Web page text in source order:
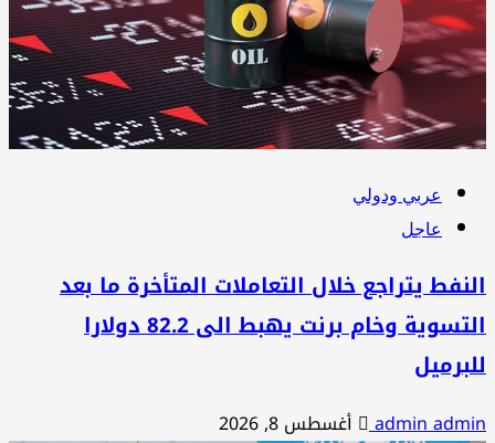
عربي ودولي
عاجل
يتراجع خلال التعاملات المتأخرة ما بعد
التسوية وخام برنت يهبط الى 82.2 دولارا
admin أغسطس 8, 2026